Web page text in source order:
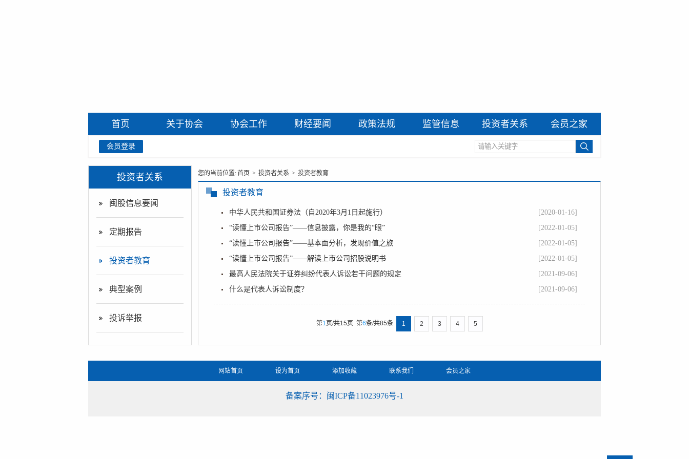
首页 关于协会 协会工作 财经要闻 政策法规 监管信息 投资者关系 会员之家
会员登录
投资者关系
闽股信息要闻
定期报告
投资者教育
典型案例
投诉举报
您的当前位置:首页 > 投资者关系 > 投资者教育
投资者教育
[2020-01-16]
中华人民共和国证券法（自2020年3月1日起施行）
[2022-01-05]
“读懂上市公司报告”——信息披露，你是我的“眼”
[2022-01-05]
“读懂上市公司报告”——基本面分析，发现价值之旅
[2022-01-05]
“读懂上市公司报告”——解读上市公司招股说明书
[2021-09-06]
最高人民法院关于证券纠纷代表人诉讼若干问题的规定
[2021-09-06]
什么是代表人诉讼制度？
第1 页/共15 页 第6条/共85条 1 2 3 4 5
网站首页 设为首页 添加收藏 联系我们 会员之家
备案序号：闽ICP备11023976号-1